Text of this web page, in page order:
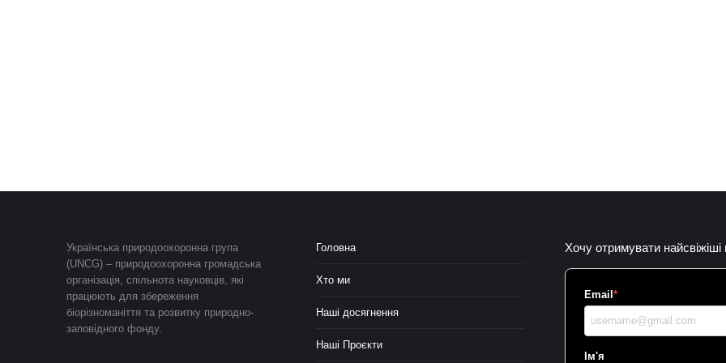
Українська природоохоронна група
(UNCG) – природоохоронна громадська
організація, спільнота науковців, які
працюють для збереження
біорізноманіття та розвитку природно-
заповідного фонду.
Головна
Хто ми
Наші досягнення
Наші Проєкти
Хочу отримувати найсвіжіші
Email*
Ім'я